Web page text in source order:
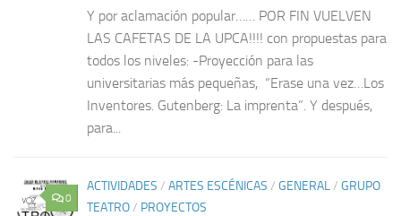
Y por aclamación popular…… POR FIN VUELVEN
LAS CAFETAS DE LA UPCA!!!! con propuestas para
todos los niveles: -Proyección para las
universitarias más pequeñas, “Erase una vez…Los
Inventores. Gutenberg: La imprenta”. Y después,
para...
0
ACTIVIDADES / ARTES ESCÉNICAS / GENERAL/ GRUPO
TEATRO/ PROYECTOS